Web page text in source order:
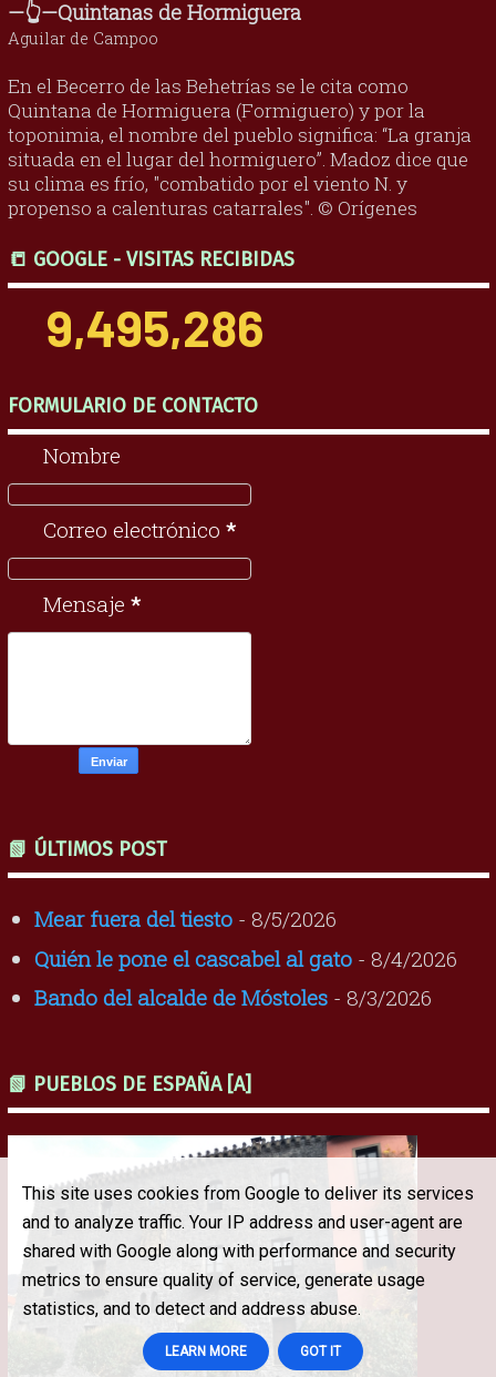
—👆—Quintanas de Hormiguera
Aguilar de Campoo
En el Becerro de las Behetrías se le cita como
Quintana de Hormiguera (Formiguero) y por la
toponimia, el nombre del pueblo significa: “La granja
situada en el lugar del hormiguero”. Madoz dice que
su clima es frío, "combatido por el viento N. y
propenso a calenturas catarrales". © Orígenes
📒 GOOGLE - VISITAS RECIBIDAS
9,495,286
FORMULARIO DE CONTACTO
Nombre
Correo electrónico *
Mensaje *
📗 ÚLTIMOS POST
Mear fuera del tiesto- 8/5/2026
Quién le pone el cascabel al gato- 8/4/2026
Bando del alcalde de Móstoles- 8/3/2026
📗 PUEBLOS DE ESPAÑA [A]
This site uses cookies from Google to deliver its services
and to analyze traffic. Your IP address and user-agent are
shared with Google along with performance and security
metrics to ensure quality of service, generate usage
statistics, and to detect and address abuse.
LEARN MORE GOT IT